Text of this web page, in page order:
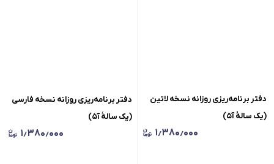
دفتر برنامه‌ریزی‌ روزانه نسخه لاتین
(یک سالهٔ آ۵)
۱٫۳۸۰٫۰۰۰
دفتر برنامه‌ریزی‌ روزانه نسخه فارسی
(یک سالهٔ آ۵)
۱٫۳۸۰٫۰۰۰